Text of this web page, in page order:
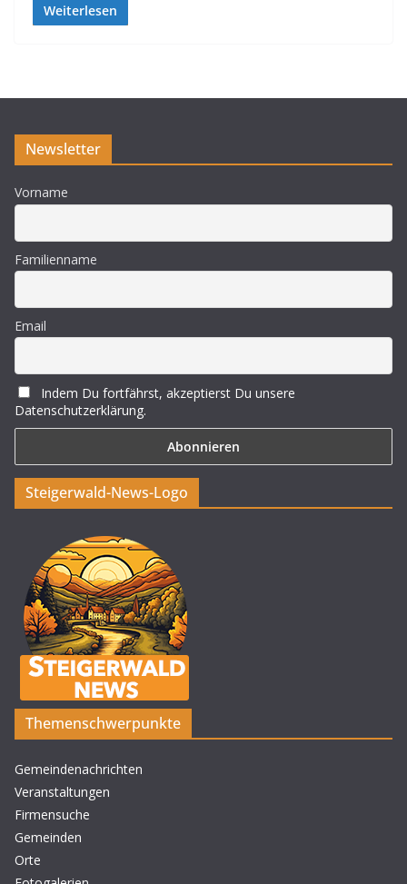
Weiterlesen
Newsletter
Vorname
Familienname
Email
Indem Du fortfährst, akzeptierst Du unsere
Datenschutzerklärung.
Steigerwald-News-Logo
Themenschwerpunkte
Gemeindenachrichten
Veranstaltungen
Firmensuche
Gemeinden
Orte